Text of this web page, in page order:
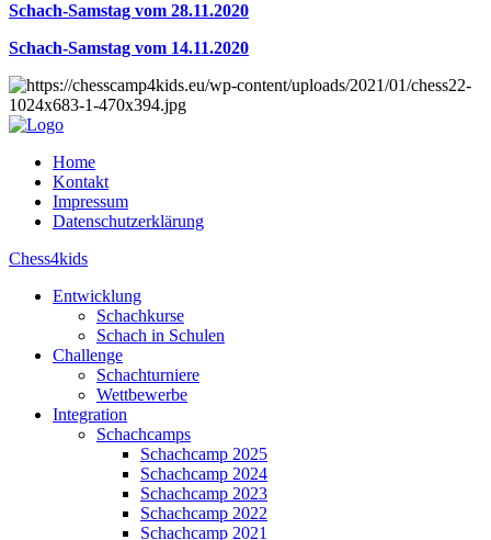
Schach-Samstag vom 28.11.2020
Schach-Samstag vom 14.11.2020
Home
Kontakt
Impressum
Datenschutzerklärung
Chess4kids
Entwicklung
Schachkurse
Schach in Schulen
Challenge
Schachturniere
Wettbewerbe
Integration
Schachcamps
Schachcamp 2025
Schachcamp 2024
Schachcamp 2023
Schachcamp 2022
Schachcamp 2021